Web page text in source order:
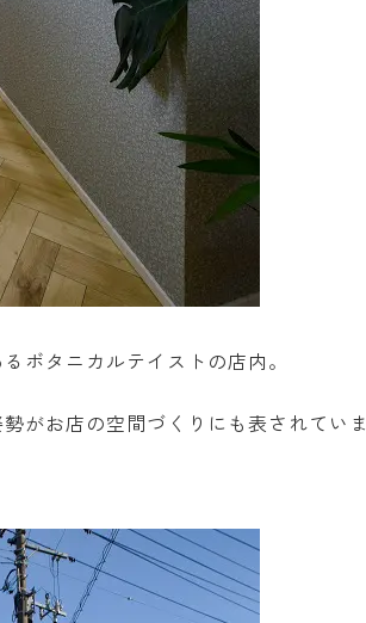
ボタニカルテイストの店内。
がお店の空間づくりにも表されていま